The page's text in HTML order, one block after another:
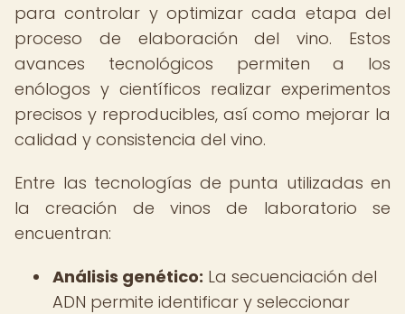
para controlar y optimizar cada etapa del
proceso de elaboración del vino. Estos
avances tecnológicos permiten a los
enólogos y científicos realizar experimentos
precisos y reproducibles, así como mejorar la
calidad y consistencia del vino.
Entre las tecnologías de punta utilizadas en
la creación de vinos de laboratorio se
encuentran:
Análisis genético: La secuenciación del
ADN permite identificar y seleccionar